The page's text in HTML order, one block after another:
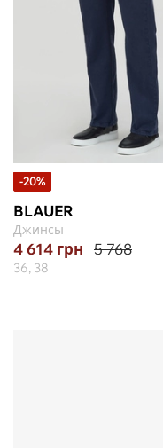
-20%
BLAUER
Джинсы
4 614 грн 5 768
36, 38